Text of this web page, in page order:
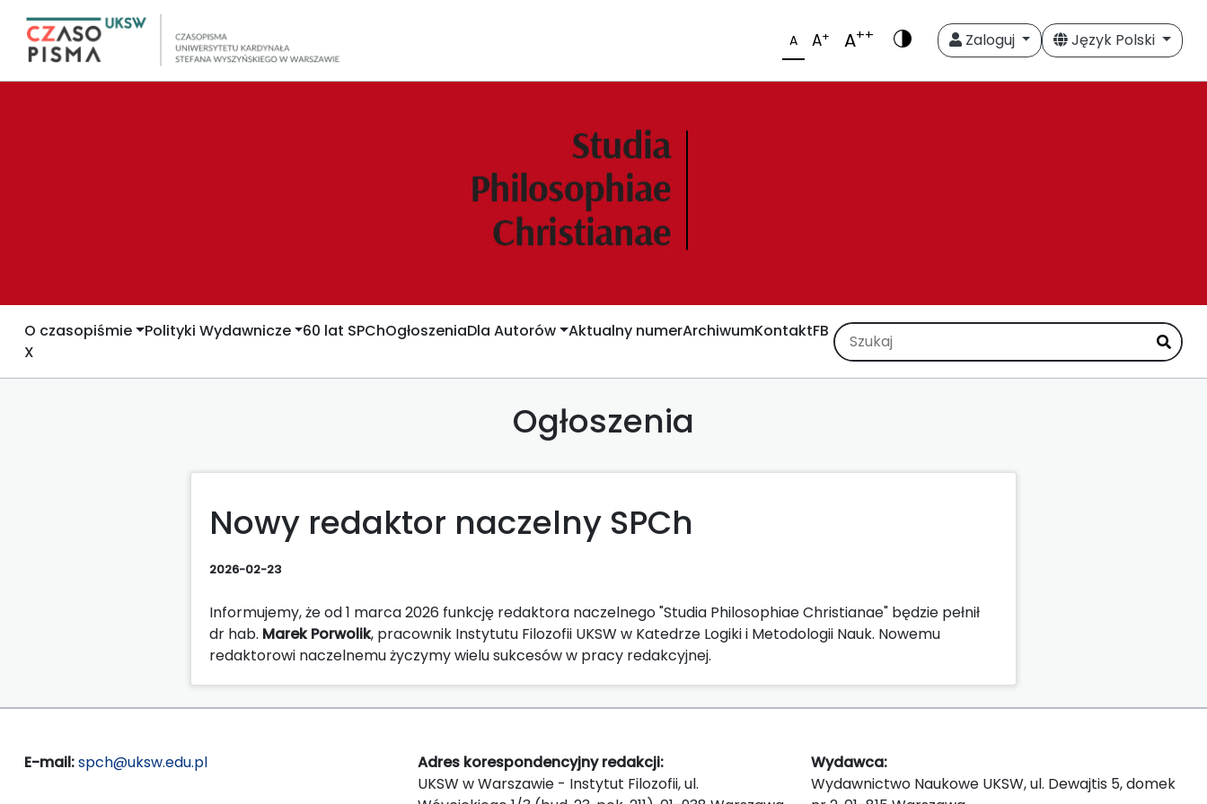
A A+ A++ Zaloguj Język Polski
O czasopiśmie Polityki Wydawnicze 60 lat SPChOgłoszeniaDla Autorów Aktualny numerArchiwumKontaktFB
X
Ogłoszenia
Nowy redaktor naczelny SPCh
2026-02-23
Informujemy, że od 1 marca 2026 funkcję redaktora naczelnego "Studia Philosophiae Christianae" będzie pełnił
dr hab. Marek Porwolik, pracownik Instytutu Filozofii UKSW w Katedrze Logiki i Metodologii Nauk. Nowemu
redaktorowi naczelnemu życzymy wielu sukcesów w pracy redakcyjnej.
E-mail:spch@uksw.edu.pl
Adres korespondencyjny redakcji:
UKSW w Warszawie - Instytut Filozofii, ul.
Wydawca:
Wydawnictwo Naukowe UKSW, ul. Dewajtis 5, domek